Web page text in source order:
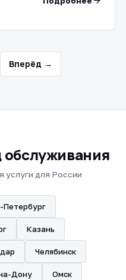
Вперёд →
обслуживания
услуги для России
Петербург
Казань
Челябинск
Дону Омск